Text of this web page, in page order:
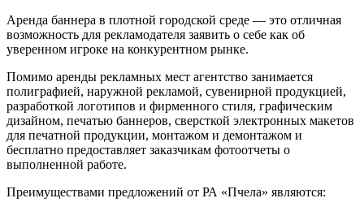
Аренда баннера в плотной городской среде — это отличная
возможность для рекламодателя заявить о себе как об
уверенном игроке на конкурентном рынке.
Помимо аренды рекламных мест агентство занимается
полиграфией, наружной рекламой, сувенирной продукцией,
разработкой логотипов и фирменного стиля, графическим
дизайном, печатью баннеров, сверсткой электронных макетов
для печатной продукции, монтажом и демонтажом и
бесплатно предоставляет заказчикам фотоотчеты о
выполненной работе.
Преимуществами предложений от РА «Пчела» являются: